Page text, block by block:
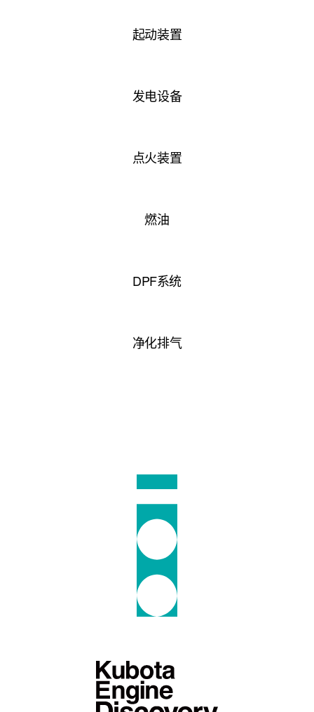
起动装置
发电设备
点火装置
燃油
DPF系统
净化排气